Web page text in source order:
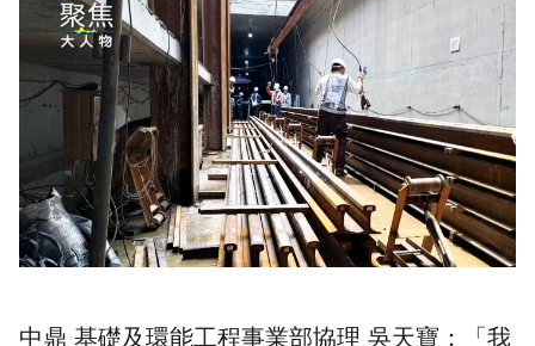
中鼎 基礎及環能工程事業部協理 吳天寶：「我